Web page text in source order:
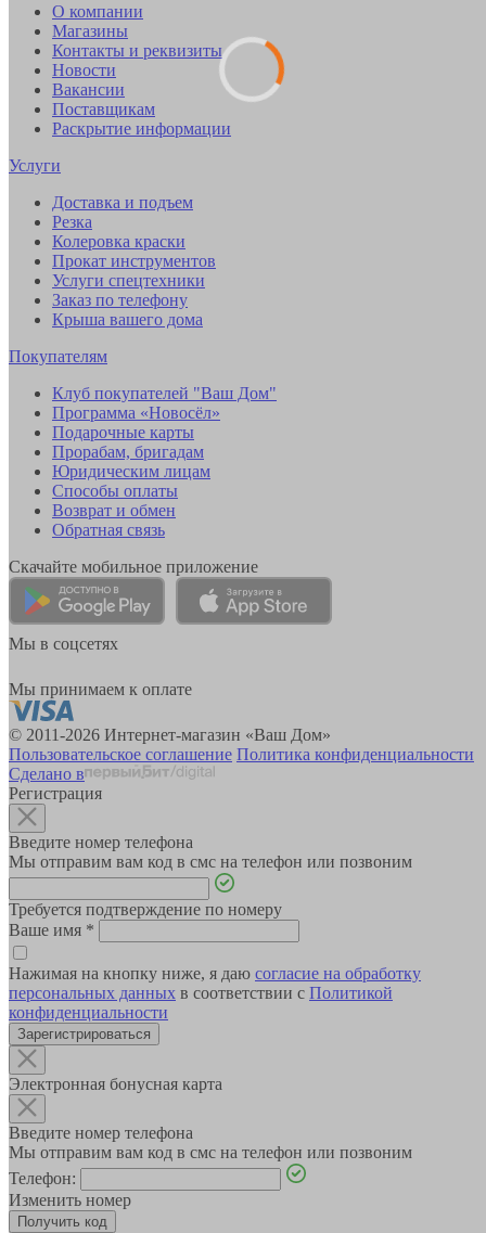
О компании
Магазины
Контакты и реквизиты
Новости
Вакансии
Поставщикам
Раскрытие информации
Услуги
Доставка и подъем
Резка
Колеровка краски
Прокат инструментов
Услуги спецтехники
Заказ по телефону
Крыша вашего дома
Покупателям
Клуб покупателей "Ваш Дом"
Программа «Новосёл»
Подарочные карты
Прорабам, бригадам
Юридическим лицам
Способы оплаты
Возврат и обмен
Обратная связь
Скачайте мобильное приложение
Мы в соцсетях
Мы принимаем к оплате
© 2011-2026 Интернет-магазин «Ваш Дом»
Пользовательское соглашение Политика конфиденциальности
Сделано в
Регистрация
Введите номер телефона
Мы отправим вам код в смс на телефон или позвоним
Требуется подтверждение по номеру
Ваше имя *
Нажимая на кнопку ниже, я даю согласие на обработку
персональных данных в соответствии с Политикой
конфиденциальности
Зарегистрироваться
Электронная бонусная карта
Введите номер телефона
Мы отправим вам код в смс на телефон или позвоним
Телефон:
Изменить номер